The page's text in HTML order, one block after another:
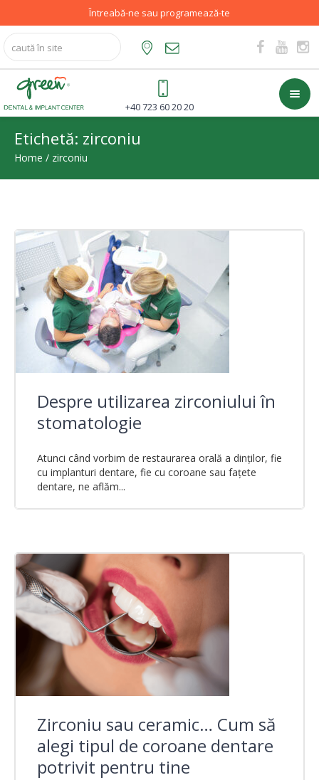
+40 723 60 20 20
Etichetă: zirconiu
Home / zirconiu
Despre utilizarea zirconiului în
stomatologie
Atunci când vorbim de restaurarea orală a dinților, fie
cu implanturi dentare, fie cu coroane sau fațete
dentare, ne aflăm...
Zirconiu sau ceramic… Cum să
alegi tipul de coroane dentare
potrivit pentru tine
Întreabă-ne sau programează-te